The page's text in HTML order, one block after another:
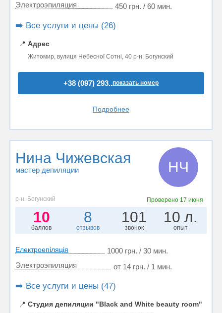
Электроэпиляция 450 грн. / 60 мин.
➡️ Все услуги и цены (26)
📍 Адрес
Житомир, вулиця Небесної Сотні, 40 р-н. Богунский
+38 (097) 293..показать номер
Подробнее
Нина Чижевская
мастер депиляции НЧ
р-н. Богунский Проверено 17 июня
10
баллов
8
отзывов
101
звонок
10 л.
опыт
Електроепіляція
1000 грн. / 30 мин.
Электроэпиляция
от 14 грн. / 1 мин.
➡️ Все услуги и цены (47)
📍 Студия депиляции "Black and White beauty room"